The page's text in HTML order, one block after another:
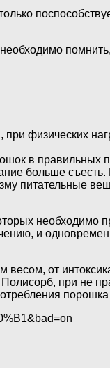
физических
в правильных
больше
питательные
необходимо
и
от
при не